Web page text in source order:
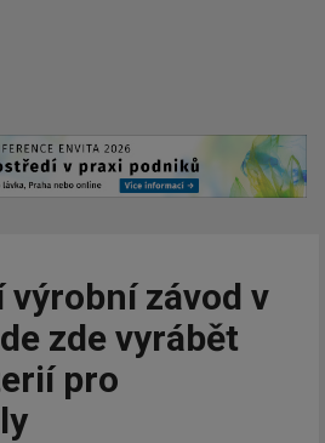
výrobní závod v
zde vyrábět
pro